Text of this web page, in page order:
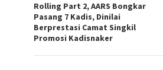
Rolling Part 2, AARS Bongkar
Pasang 7 Kadis, Dinilai
Berprestasi Camat Singkil
Promosi Kadisnaker